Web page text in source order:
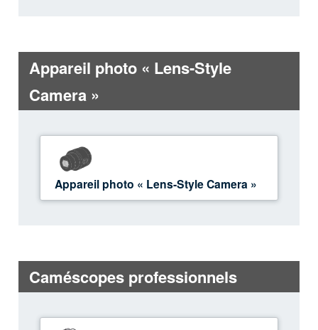
Appareil photo « Lens-Style
Camera »
Appareil photo « Lens-Style Camera »
Caméscopes professionnels